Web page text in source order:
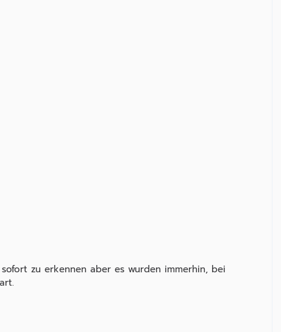
zu erkennen aber es wurden immerhin, bei